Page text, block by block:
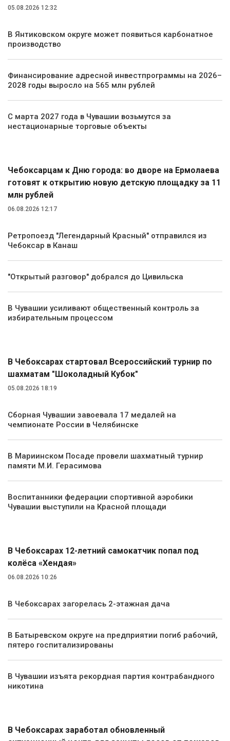
05.08.2026 12:32
В Янтиковском округе может появиться карбонатное
производство
Финансирование адресной инвестпрограммы на 2026–
2028 годы выросло на 565 млн рублей
С марта 2027 года в Чувашии возьмутся за
нестационарные торговые объекты
Чебоксарцам к Дню города: во дворе на Ермолаева
готовят к открытию новую детскую площадку за 11
млн рублей
06.08.2026 12:17
Ретропоезд "Легендарный Красный" отправился из
Чебоксар в Канаш
"Открытый разговор" добрался до Цивильска
В Чувашии усиливают общественный контроль за
избирательным процессом
В Чебоксарах стартовал Всероссийский турнир по
шахматам "Шоколадный Кубок"
05.08.2026 18:19
Сборная Чувашии завоевала 17 медалей на
чемпионате России в Челябинске
В Мариинском Посаде провели шахматный турнир
памяти М.И. Герасимова
Воспитанники федерации спортивной аэробики
Чувашии выступили на Красной площади
В Чебоксарах 12-летний самокатчик попал под
колёса «Хендая»
06.08.2026 10:26
В Чебоксарах загорелась 2-этажная дача
В Батыревском округе на предприятии погиб рабочий,
пятеро госпитализированы
В Чувашии изъята рекордная партия контрабандного
никотина
В Чебоксарах заработал обновленный